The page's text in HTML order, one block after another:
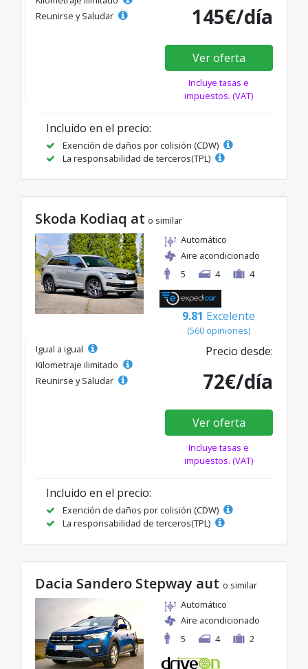
Reunirse y Saludar
145€/día
Ver oferta
Incluye tasas e
impuestos. (VAT)
Incluido en el precio:
Exención de daños por colisión (CDW)
La responsabilidad de terceros(TPL)
Skoda Kodiaq at o similar
Automático
Aire acondicionado
5
4 4
9.81 Excelente
(560 opiniones)
Igual a igual
Kilometraje ilimitado
Reunirse y Saludar
Precio desde:
72€/día
Ver oferta
Incluye tasas e
impuestos. (VAT)
Incluido en el precio:
Exención de daños por colisión (CDW)
La responsabilidad de terceros(TPL)
Dacia Sandero Stepway aut o similar
Automático
Aire acondicionado
5
4 2